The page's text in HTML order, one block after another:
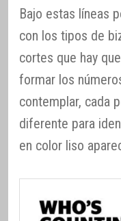
Bajo estas líneas
con los tipos de
cortes que hay
formar los
contemplar, cada
diferente para
en color liso